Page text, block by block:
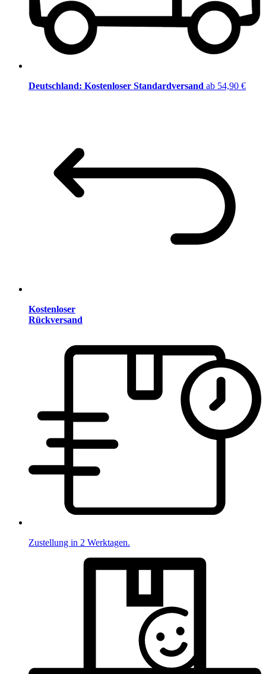
Deutschland: Kostenloser Standardversand ab 54,90 €
Kostenloser
Rückversand
Zustellung in 2 Werktagen.